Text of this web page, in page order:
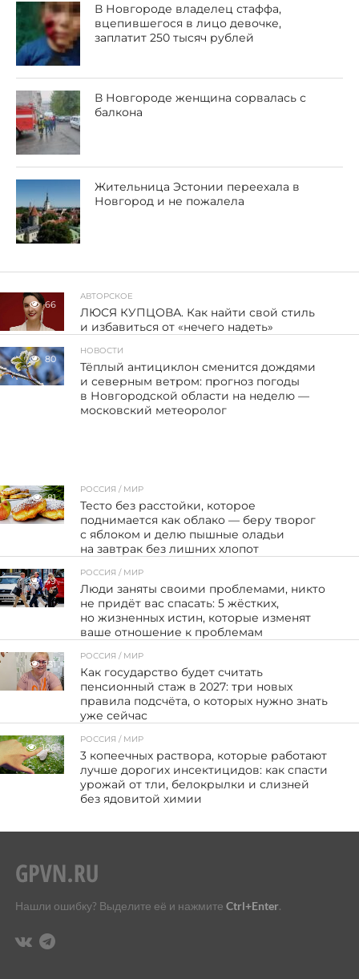
В Новгороде владелец стаффа,
вцепившегося в лицо девочке,
заплатит 250 тысяч рублей
В Новгороде женщина сорвалась с
балкона
Жительница Эстонии переехала в
Новгород и не пожалела
66
АВТОРСКОЕ
ЛЮСЯ КУПЦОВА. Как найти свой стиль
и избавиться от «нечего надеть»
80
НОВОСТИ
Тёплый антициклон сменится дождями
и северным ветром: прогноз погоды
в Новгородской области на неделю —
московский метеоролог
81
РОССИЯ / МИР
Тесто без расстойки, которое
поднимается как облако — беру творог
с яблоком и делю пышные оладьи
на завтрак без лишних хлопот
49
РОССИЯ / МИР
Люди заняты своими проблемами, никто
не придёт вас спасать: 5 жёстких,
но жизненных истин, которые изменят
ваше отношение к проблемам
131
РОССИЯ / МИР
Как государство будет считать
пенсионный стаж в 2027: три новых
правила подсчёта, о которых нужно знать
уже сейчас
106
РОССИЯ / МИР
3 копеечных раствора, которые работают
лучше дорогих инсектицидов: как спасти
урожай от тли, белокрылки и слизней
без ядовитой химии
Нашли ошибку? Выделите её и нажмите Ctrl+Enter.